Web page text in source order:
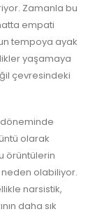
Zamanla bu
empati
tempoya ayak
yaşamaya
çevresindeki
döneminde
olarak
örüntülerin
olabiliyor.
narsistik,
daha sık